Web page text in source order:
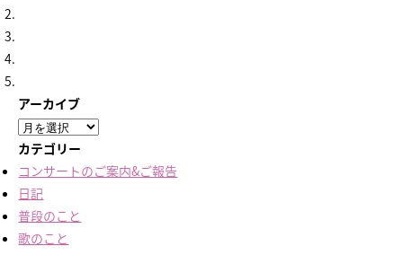
アーカイブ
ア
ー
カ
イ
ブ
カテゴリー
コンサートのご案内&ご報告
日記
普段のこと
歌のこと